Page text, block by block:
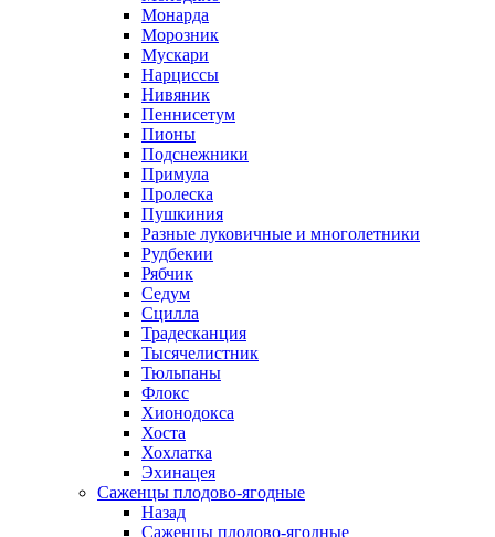
Монарда
Морозник
Мускари
Нарциссы
Нивяник
Пеннисетум
Пионы
Подснежники
Примула
Пролеска
Пушкиния
Разные луковичные и многолетники
Рудбекии
Рябчик
Седум
Сцилла
Традесканция
Тысячелистник
Тюльпаны
Флокс
Хионодокса
Хоста
Хохлатка
Эхинацея
Саженцы плодово-ягодные
Назад
Саженцы плодово-ягодные